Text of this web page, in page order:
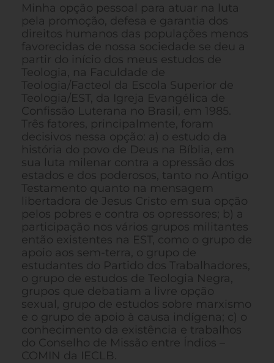
Minha opção pessoal para atuar na luta
pela promoção, defesa e garantia dos
direitos humanos das populações menos
favorecidas de nossa sociedade se deu a
partir do início dos meus estudos de
Teologia, na Faculdade de
Teologia/Facteol da Escola Superior de
Teologia/EST, da Igreja Evangélica de
Confissão Luterana no Brasil, em 1985.
Três fatores, principalmente, foram
decisivos nessa opção: a) o estudo da
história do povo de Deus na Bíblia, em
sua luta milenar contra a opressão dos
estados e dos poderosos, tanto no Antigo
Testamento quanto na mensagem
libertadora de Jesus Cristo em sua opção
pelos pobres e contra os opressores; b) a
participação nos vários grupos militantes
então existentes na EST, como o grupo de
apoio aos sem-terra, o grupo de
estudantes do Partido dos Trabalhadores,
o grupo de estudos de Teologia Negra,
grupos que debatiam a livre opção
sexual, grupo de estudos sobre marxismo
e o grupo de apoio à causa indígena; c) o
conhecimento da existência e trabalhos
do Conselho de Missão entre Índios –
COMIN da IECLB.